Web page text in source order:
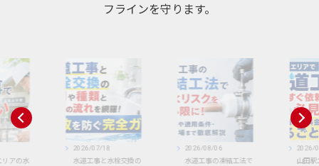
フラインを守ります。
アの水
2026/07/18
水道工事と水栓交換の
2026/08/06
水道工事の凍結工法で
2026/
山田